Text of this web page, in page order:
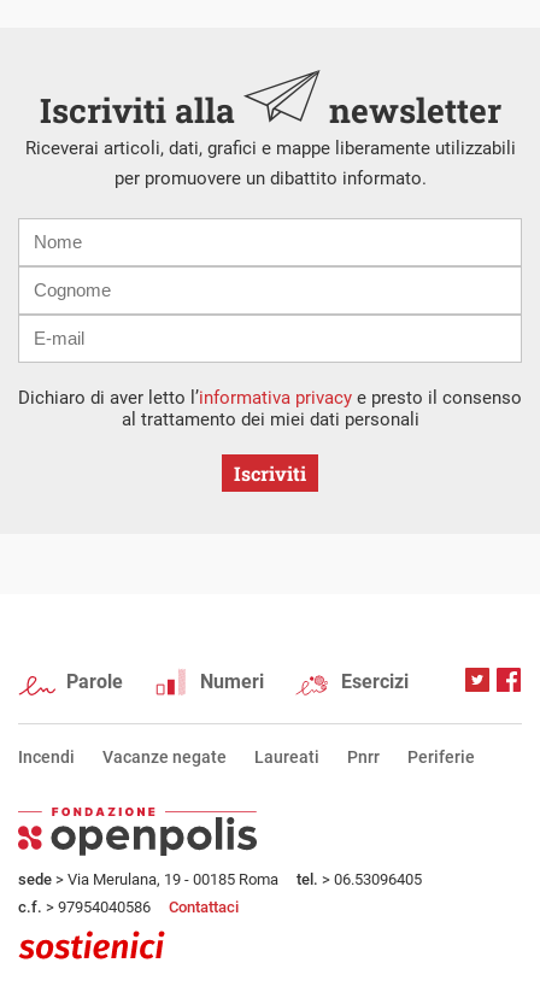
Iscriviti alla newsletter
Riceverai articoli, dati, grafici e mappe liberamente utilizzabili
per promuovere un dibattito informato.
mail
Dichiaro di aver letto l’informativa privacy e presto il consenso
al trattamento dei miei dati personali
Iscriviti
Parole Numeri Esercizi
Incendi Vacanze negate Laureati Pnrr Periferie
sede > Via Merulana, 19 - 00185 Roma tel. > 06.53096405
c.f. > 97954040586 Contattaci